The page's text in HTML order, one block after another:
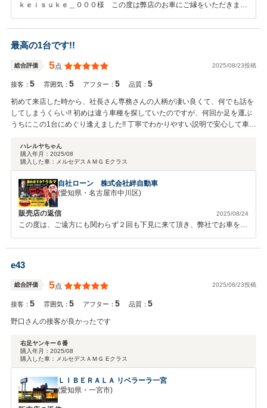
ｋｅｉｓｕｋｅ＿０００様 この度は弊店のお車にご縁をいただきまし
て誠にありがとうございました。 高評価と共に、貴重なご意見を頂戴
いたしましたこと、心より御礼申し上げます。 今後ともお車を通じた
末永いお付き合いの程、どうぞよろしくお願いいたします。
最高の1台です!!
総合評価 5点 2025/08/23投稿
接客：5 雰囲気：5 アフター：5 品質：5
初めて来店した時から、社長さん専務さんの人柄が凄い良くて、何でも話を
してしまうくらい!! 初めは違う車種を探していたのですが、何回か足を運ぶ
うちにこの1台にめぐり逢えました!! 丁寧でわかりやすい説明で安心して車の
これからも絆自動車さんといいお付き合が出来れば最高です!!ありがとうご
ざいました!!
ハレルヤちゃん
購入年月： 2025/08
購入した車：
メルセデスＡＭＧ Eクラス
自社ローン 株式会社絆自動車
(愛知県・名古屋市中川区)
販売店の返信 2025/08/24
この度は、ご遠方にも関わらず２回も下見に来て頂き、弊社でお車をご
味しいお土産もありがとうございます！！また、お車２：８相談と、ほ
も急接近出来て嬉しかったです！仲人にはなれませんが、二次会は役員
と参加させて頂きますね(笑)また、周りでオートローンが通らずお困り
な方がいらっしゃいましたら、是非ご紹介頂けると幸いですし、お力に
なれると思います！！今後共、末永いお付き合い宜しくお願い致しま
e43
総合評価 5点 2025/08/23投稿
接客：5 雰囲気：5 アフター：5 品質：5
野口さんの接客が良かったです
右足ヤンキー６番
購入年月： 2025/08
購入した車：
メルセデスＡＭＧ Eクラス
ＬＩＢＥＲＡＬＡ リベラーラ一宮
(愛知県・一宮市)